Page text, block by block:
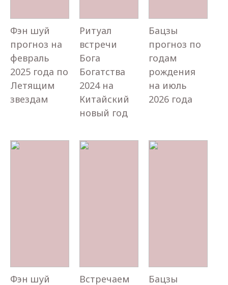
Фэн шуй
прогноз на
февраль
2025 года по
Летящим
звездам
Ритуал
встречи
Бога
Богатства
2024 на
Китайский
новый год
Бацзы
прогноз по
годам
рождения
на июль
2026 года
Фэн шуй
Встречаем
Бацзы